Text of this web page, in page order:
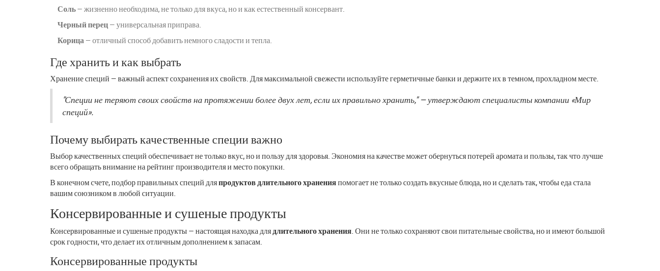
Соль— жизненно необходима, не только для вкуса, но и как естественный консервант.
Черный перец— универсальная приправа.
Корица— отличный способ добавить немного сладости и тепла.
Где хранить и как выбрать
Хранение специй — важный аспект сохранения их свойств. Для максимальной свежести используйте герметичные банки и держите их в темном, прохладном месте.
"Специи не теряют своих свойств на протяжении более двух лет, если их правильно хранить," — утверждают специалисты компании «Мир
специй».
Почему выбирать качественные специи важно
Выбор качественных специй обеспечивает не только вкус, но и пользу для здоровья. Экономия на качестве может обернуться потерей аромата и пользы, так что лучше
всего обращать внимание на рейтинг производителя и место покупки.
В конечном счете, подбор правильных специй дляпродуктов длительного храненияпомогает не только создать вкусные блюда, но и сделать так, чтобы еда стала
вашим союзником в любой ситуации.
Консервированные и сушеные продукты
Консервированные и сушеные продукты — настоящая находка длядлительного хранения. Они не только сохраняют свои питательные свойства, но и имеют большой
срок годности, что делает их отличным дополнением к запасам.
Консервированные продукты